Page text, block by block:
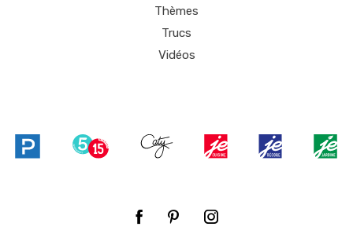
Thèmes
Trucs
Vidéos